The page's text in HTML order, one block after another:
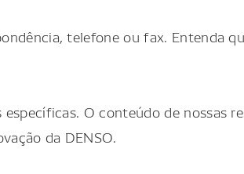
telefone ou fax. Entenda
O conteúdo de nossas
da DENSO.